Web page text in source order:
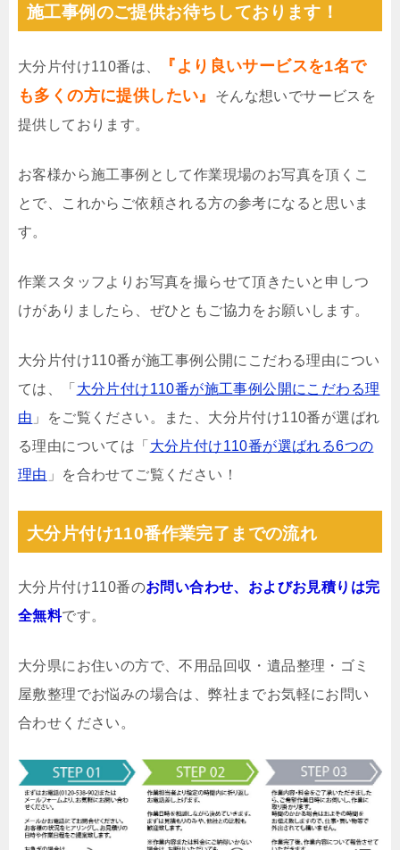
施工事例のご提供お待ちしております！
大分片付け110番は、
『より良いサービスを1名で
も多くの方に提供したい』
そんな想いでサービスを
提供しております。
お客様から施工事例として作業現場のお写真を頂くこ
とで、これからご依頼される方の参考になると思いま
す。
作業スタッフよりお写真を撮らせて頂きたいと申しつ
けがありましたら、ぜひともご協力をお願いします。
大分片付け110番が施工事例公開にこだわる理由につい
ては、「 大分片付け110番が施工事例公開にこだわる理
由 」をご覧ください。また、大分片付け110番が選ばれ
る理由については「 大分片付け110番が選ばれる6つの
理由 」を合わせてご覧ください！
大分片付け110番作業完了までの流れ
大分片付け110番のお問い合わせ、およびお見積りは完
全無料です。
大分県にお住いの方で、不用品回収・遺品整理・ゴミ
屋敷整理でお悩みの場合は、弊社までお気軽にお問い
合わせください。